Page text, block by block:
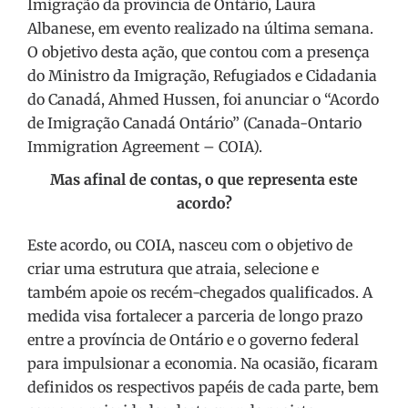
Imigração da província de Ontário, Laura
Albanese, em evento realizado na última semana.
O objetivo desta ação, que contou com a presença
do Ministro da Imigração, Refugiados e Cidadania
do Canadá, Ahmed Hussen, foi anunciar o “Acordo
de Imigração Canadá Ontário” (Canada-Ontario
Immigration Agreement – COIA).
Mas afinal de contas, o que representa este
acordo?
Este acordo, ou COIA, nasceu com o objetivo de
criar uma estrutura que atraia, selecione e
também apoie os recém-chegados qualificados. A
medida visa fortalecer a parceria de longo prazo
entre a província de Ontário e o governo federal
para impulsionar a economia. Na ocasião, ficaram
definidos os respectivos papéis de cada parte, bem